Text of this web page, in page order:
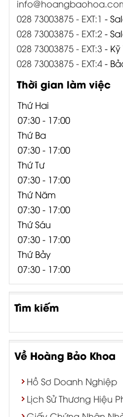
028 73003875 - EXT:1 -
028 73003875 - EXT:2-
028 73003875 - EXT:3 -
028 73003875 - EXT:4-
Thời gian làm việc
Thứ Hai
07:30 - 17:00
Thứ Ba
07:30 - 17:00
Thứ Tư
07:30 - 17:00
Thứ Năm
07:30 - 17:00
Thứ Sáu
07:30 - 17:00
Thứ Bảy
07:30 - 17:00
Tìm kiếm
Về Hoàng Bảo Khoa
Hồ Sơ Doanh Nghiệp
Lịch Sử Thương Hiệu